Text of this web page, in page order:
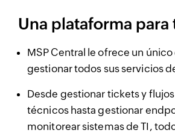
Una plataforma para
MSP Central le ofrece un
gestionar todos sus servicios
Desde gestionar tickets y
técnicos hasta gestionar
monitorear sistemas de TI,